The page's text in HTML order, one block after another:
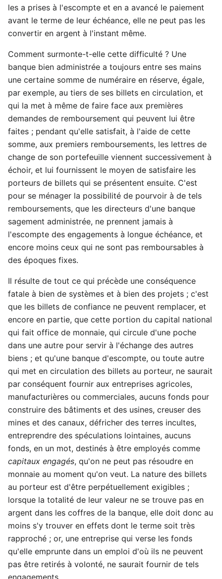
les a prises à l'escompte et en a avancé le paiement
avant le terme de leur échéance, elle ne peut pas les
convertir en argent à l'instant même.
Comment surmonte-t-elle cette difficulté ? Une
banque bien administrée a toujours entre ses mains
une certaine somme de numéraire en réserve, égale,
par exemple, au tiers de ses billets en circulation, et
qui la met à même de faire face aux premières
demandes de remboursement qui peuvent lui être
faites ; pendant qu'elle satisfait, à l'aide de cette
somme, aux premiers remboursements, les lettres de
change de son portefeuille viennent successivement à
échoir, et lui fournissent le moyen de satisfaire les
porteurs de billets qui se présentent ensuite. C'est
pour se ménager la possibilité de pourvoir à de tels
remboursements, que les directeurs d'une banque
sagement administrée, ne prennent jamais à
l'escompte des engagements à longue échéance, et
encore moins ceux qui ne sont pas remboursables à
des époques fixes.
Il résulte de tout ce qui précède une conséquence
fatale à bien de systèmes et à bien des projets ; c'est
que les billets de confiance ne peuvent remplacer, et
encore en partie, que cette portion du capital national
qui fait office de monnaie, qui circule d'une poche
dans une autre pour servir à l'échange des autres
biens ; et qu'une banque d'escompte, ou toute autre
qui met en circulation des billets au porteur, ne saurait
par conséquent fournir aux entreprises agricoles,
manufacturières ou commerciales, aucuns fonds pour
construire des bâtiments et des usines, creuser des
mines et des canaux, défricher des terres incultes,
entreprendre des spéculations lointaines, aucuns
fonds, en un mot, destinés à être employés comme
capitaux engagés, qu'on ne peut pas résoudre en
monnaie au moment qu'on veut. La nature des billets
au porteur est d'être perpétuellement exigibles ;
lorsque la totalité de leur valeur ne se trouve pas en
argent dans les coffres de la banque, elle doit donc au
moins s'y trouver en effets dont le terme soit très
rapproché ; or, une entreprise qui verse les fonds
qu'elle emprunte dans un emploi d'où ils ne peuvent
pas être retirés à volonté, ne saurait fournir de tels
engagements.